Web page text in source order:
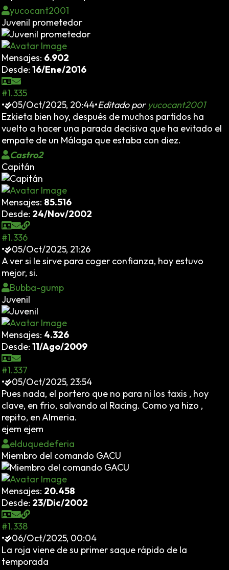
yucocant2001
Juvenil prometedor
Mensajes: 6.902
Desde: 16/Ene/2016
#1.335
•
05/Oct/2025, 20:44•Editado por yucocant2001
Ezkieta bien hoy, después de muchos partidos ha
vuelto a hacer una parada decisiva que ha evitado el
empate de un Málaga que estaba con diez.
Castro2
Capitán
Mensajes: 85.516
Desde: 24/Nov/2002
#1.336
•
05/Oct/2025, 21:26
A ver si le sirve para coger confianza, hoy estuvo
mejor, si.
Bubba-gump
Juvenil
Mensajes: 4.326
Desde: 11/Ago/2009
#1.337
•
05/Oct/2025, 23:54
Pues nada, el portero que no para ni los taxis , hoy
clave, en frio, salvando al Racing. Como ya hizo ,
repito, en Almeria.
ejem ejem
elduquedeferia
Miembro del comando GACU
Mensajes: 20.458
Desde: 23/Dic/2002
#1.338
•
06/Oct/2025, 00:04
La roja viene de su primer saque rápido de la
temporada